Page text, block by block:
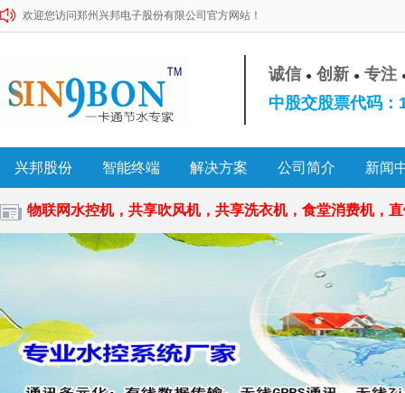
欢迎您访问郑州兴邦电子股份有限公司官方网站！
诚信 ● 创新 ● 专注
中股交股票代码：
兴邦股份 智能终端 解决方案 公司简介 新闻
物联网水控机，共享吹风机，共享洗衣机，食堂消费机，直饮